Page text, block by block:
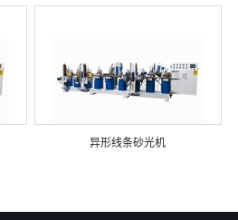
异形线条砂光机